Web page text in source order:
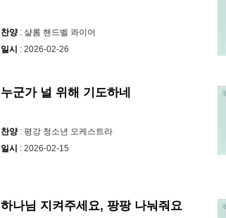
찬양: 샬롬 핸드벨 콰이어
일시 : 2026-02-26
누군가 널 위해 기도하네
찬양: 평강 청소년 오케스트라
일시 : 2026-02-15
하나님 지켜주세요, 팡팡 나눠줘요